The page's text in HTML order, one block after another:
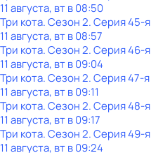
11 августа, вт в 08:50
Три кота. Сезон 2. Серия 45-я
11 августа, вт в 08:57
Три кота. Сезон 2. Серия 46-я
11 августа, вт в 09:04
Три кота. Сезон 2. Серия 47-я
11 августа, вт в 09:11
Три кота. Сезон 2. Серия 48-я
11 августа, вт в 09:17
Три кота. Сезон 2. Серия 49-я
11 августа, вт в 09:24